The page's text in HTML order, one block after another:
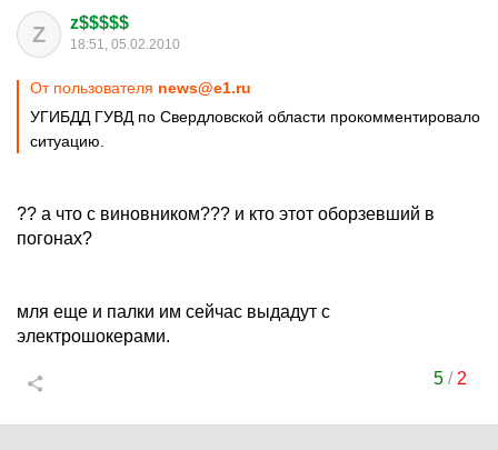
Z z$$$$$
18:51, 05.02.2010
От пользователя news@e1.ru
УГИБДД ГУВД по Свердловской области прокомментировало
ситуацию.
?? а что с виновником??? и кто этот оборзевший в
погонах?
мля еще и палки им сейчас выдадут с
электрошокерами.
5/ 2